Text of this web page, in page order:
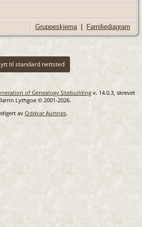
Gruppeskjema | Familiediagram
til standard nettsted
of Genealogy Sitebuildingv. 14.0.3, skrevet
Lythgoe © 2001-2026.
avOddvar Aursnes.